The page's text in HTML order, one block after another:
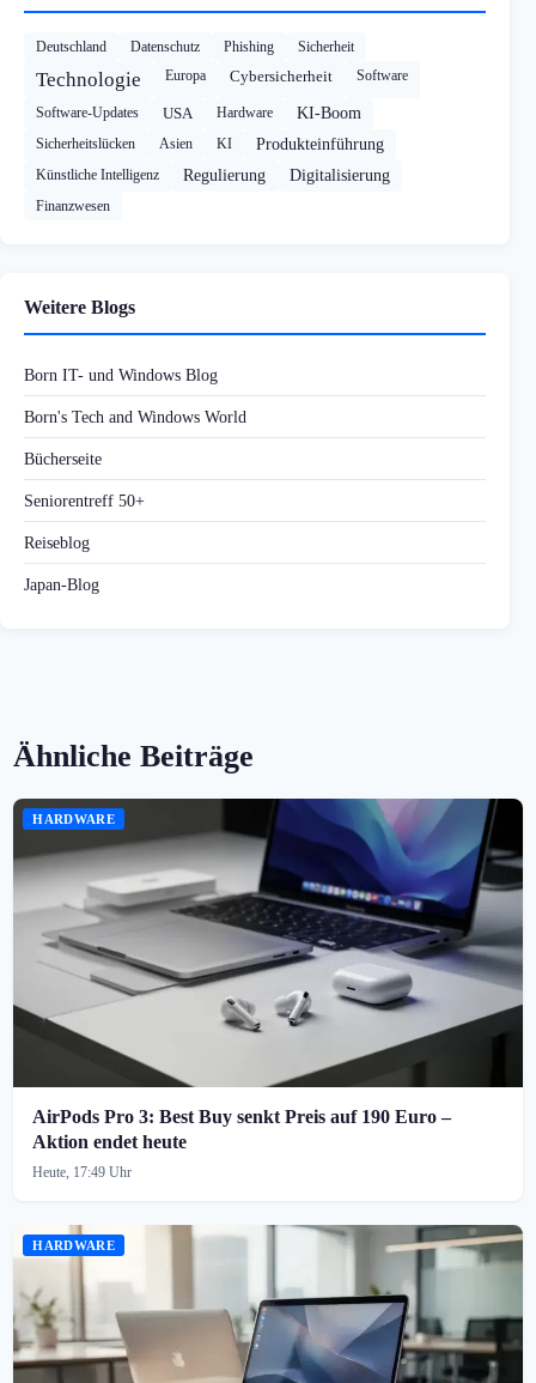
Deutschland Datenschutz Phishing Sicherheit
Technologie Europa Cybersicherheit Software
Software-Updates USA Hardware KI-Boom
Sicherheitslücken Asien KI Produkteinführung
Künstliche Intelligenz Regulierung Digitalisierung
Finanzwesen
Weitere Blogs
Born IT- und Windows Blog
Born's Tech and Windows World
Bücherseite
Seniorentreff 50+
Reiseblog
Japan-Blog
Ähnliche Beiträge
HARDWARE
AirPods Pro 3: Best Buy senkt Preis auf 190 Euro –
Aktion endet heute
Heute, 17:49 Uhr
HARDWARE